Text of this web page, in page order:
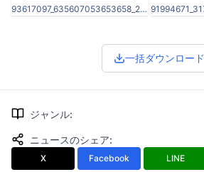
93617097_635607053653658_2901454737222139904_n.jpg
一括ダウンロード
ジャンル:
ニュースのシェア:
X Facebook LINE